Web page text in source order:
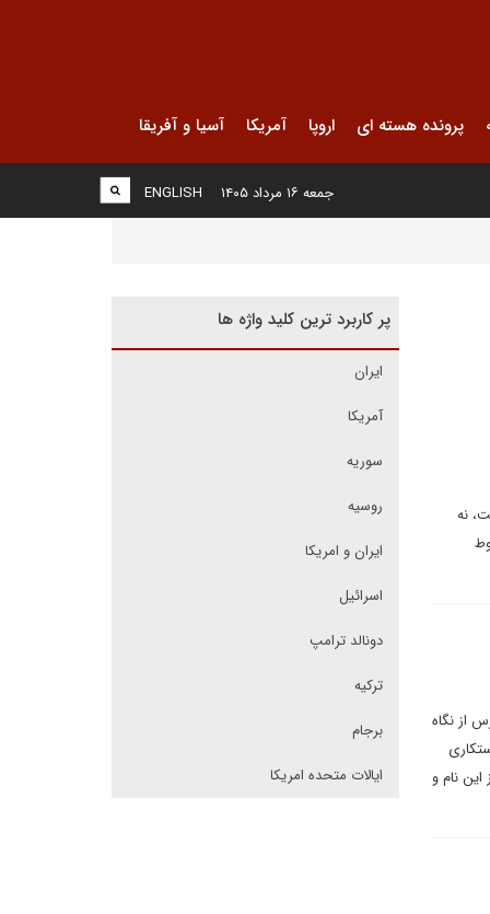
پرونده هسته ای اروپا آمریکا آسیا و آفریقا
ENGLISH جمعه ۱۶ مرداد ۱۴۰۵
نه
از نگاه
نام و
پر کاربرد ترین کلید واژه ها
ایران
آمریکا
سوریه
روسیه
ایران و امریکا
اسرائیل
دونالد ترامپ
ترکیه
برجام
ایالات متحده امریکا